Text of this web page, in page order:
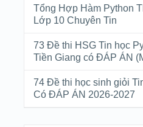
Tổng Hợp Hàm Python
Lớp 10 Chuyên Tin
73 Đề thi HSG Tin học
Tiền Giang có ĐÁP ÁN
74 Đề thi học sinh giỏi
Có ĐÁP ÁN 2026-2027